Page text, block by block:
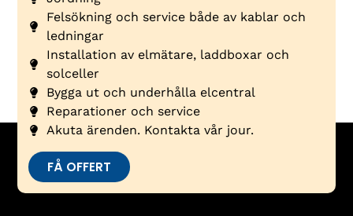
Felsökning och service både av kablar och
ledningar
Installation av elmätare, laddboxar och
solceller
Bygga ut och underhålla elcentral
Reparationer och service
Akuta ärenden. Kontakta vår jour.
FÅ OFFERT